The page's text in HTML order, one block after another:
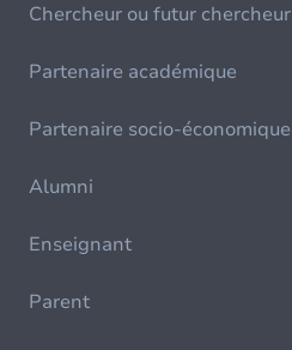
Chercheur ou futur chercheur
Partenaire académique
Partenaire socio-économique
Alumni
Enseignant
Parent